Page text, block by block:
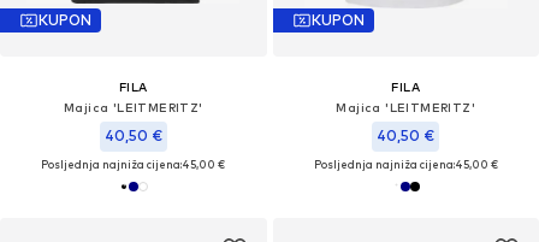
KUPON
FILA
Majica 'LEITMERITZ'
40,50 €
Posljednja najniža cijena:45,00 €
KUPON
FILA
Majica 'LEITMERITZ'
40,50 €
Posljednja najniža cijena:45,00 €